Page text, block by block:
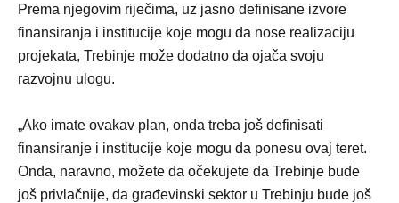
Prema njegovim riječima, uz jasno definisane izvore
finansiranja i institucije koje mogu da nose realizaciju
projekata, Trebinje može dodatno da ojača svoju
razvojnu ulogu.
„Ako imate ovakav plan, onda treba još definisati
finansiranje i institucije koje mogu da ponesu ovaj teret.
Onda, naravno, možete da očekujete da Trebinje bude
još privlačnije, da građevinski sektor u Trebinju bude još